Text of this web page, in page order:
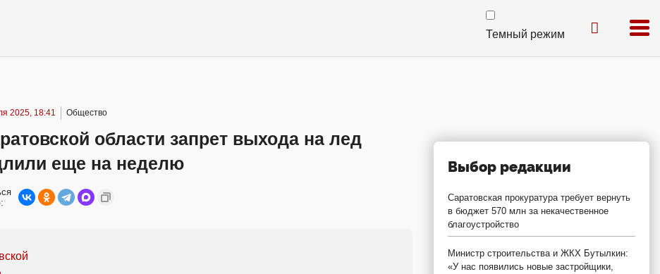
Темный режим
2025, 18:41 Общество
области запрет выхода на лед
еще на неделю
Выбор редакции
Саратовская прокуратура требует вернуть
в бюджет 570 млн за некачественное
благоустройство
Министр строительства и ЖКХ Бутылкин:
«У нас появились новые застройщики,